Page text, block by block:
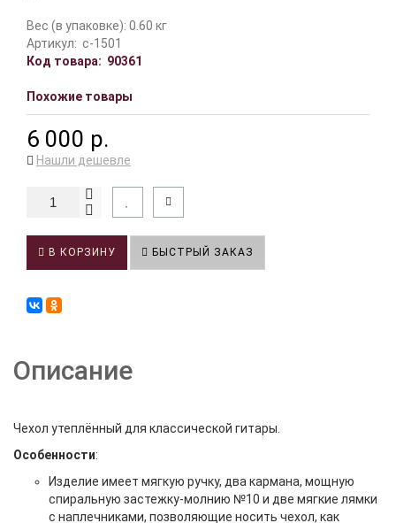
Вес (в упаковке): 0.60 кг
Артикул: c-1501
Код товара: 90361
Похожие товары
6 000 р.
Нашли дешевле
В КОРЗИНУ БЫСТРЫЙ ЗАКАЗ
Описание
Чехол утеплённый для классической гитары.
Особенности:
Изделие имеет мягкую ручку, два кармана, мощную
спиральную застежку-молнию №10 и две мягкие лямки
с наплечниками, позволяющие носить чехол, как